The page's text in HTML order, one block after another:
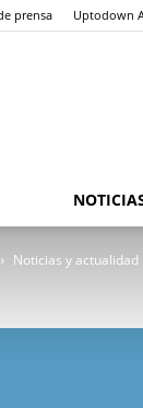
prensa Uptodown
Noticias y actualidad